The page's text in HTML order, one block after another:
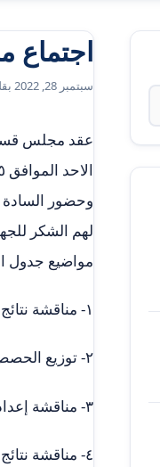
اجتماع
سبتمبر 28, 2022
وحضور
لهم الشكر
مواضيع جدول
١- مناقشة نتائج امتحانات الدور الثاني لطلبة القسم .
٢- توزيع الحصص التدرىيسية على الكادر التدريسي وترتيب الجداول الدراسية .
٣- مناقشة إعداد الخطة العلمية للعام الدراسي الجديد .
٤- مناقشة نتائج التدريب الصيفي لطلبة القسم .